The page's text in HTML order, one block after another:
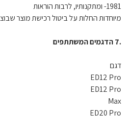
1981- ומתקנותיו, לרבות הוראות
מיוחדות החלות על ביטול רכישת מוצר
.7 הדגמים המשתתפים
דגם
ED12 Pro
ED12 Pro
Max
ED20 Pro